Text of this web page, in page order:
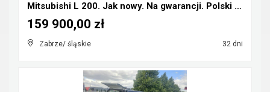
Mitsubishi L 200. Jak nowy. Na gwarancji. Polski s...
Zabrze/ śląskie 32 dni
159 900,00 zł